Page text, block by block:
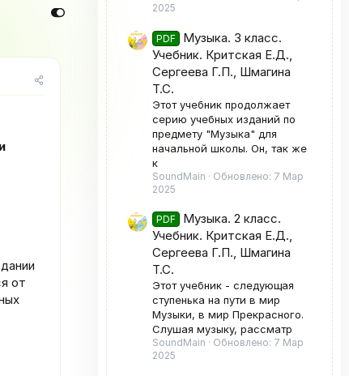
от
2025
PDF
Музыка. 3 класс.
Учебник. Критская Е.Д.,
Сергеева Г.П., Шмагина
Т.С.
Этот учебник продолжает
серию учебных изданий по
предмету "Музыка" для
начальной школы. Он, так же
к
SoundMain Обновлено: 7 Мар
2025
PDF
Музыка. 2 класс.
Учебник. Критская Е.Д.,
Сергеева Г.П., Шмагина
Т.С.
Этот учебник - следующая
ступенька на пути в мир
Музыки, в мир Прекрасного.
Слушая музыку, рассматр
SoundMain Обновлено: 7 Мар
2025